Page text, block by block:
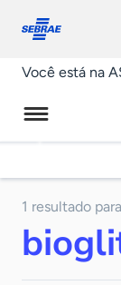
conosco
Você está na
1 resultado para